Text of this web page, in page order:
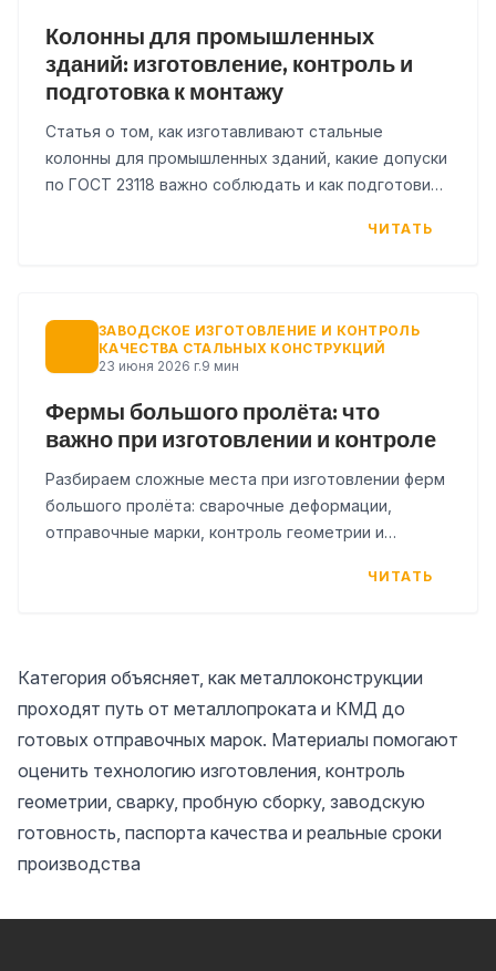
Колонны для промышленных
зданий: изготовление, контроль и
подготовка к монтажу
Статья о том, как изготавливают стальные
колонны для промышленных зданий, какие допуски
по ГОСТ 23118 важно соблюдать и как подготовить
ЧИТАТЬ
ЗАВОДСКОЕ ИЗГОТОВЛЕНИЕ И КОНТРОЛЬ
КАЧЕСТВА СТАЛЬНЫХ КОНСТРУКЦИЙ
23 июня 2026 г.9 мин
Фермы большого пролёта: что
важно при изготовлении и контроле
Разбираем сложные места при изготовлении ферм
большого пролёта: сварочные деформации,
отправочные марки, контроль геометрии и
ЧИТАТЬ
Категория объясняет, как металлоконструкции
проходят путь от металлопроката и КМД до
готовых отправочных марок. Материалы помогают
оценить технологию изготовления, контроль
геометрии, сварку, пробную сборку, заводскую
готовность, паспорта качества и реальные сроки
производства